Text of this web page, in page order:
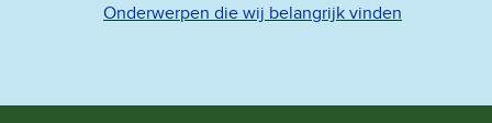
Onderwerpen die wij belangrijk vinden